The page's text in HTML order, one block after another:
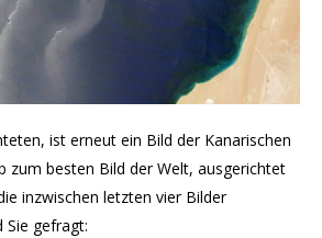
ist erneut ein Bild der Kanarischen
zum besten Bild der Welt, ausgerichtet
inzwischen letzten vier Bilder
Sie gefragt: